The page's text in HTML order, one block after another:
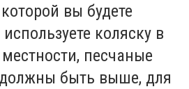
вы будете
коляску в
песчаные
быть выше, для